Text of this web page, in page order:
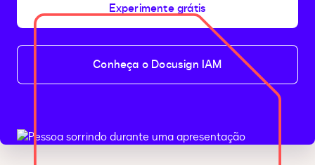
Experimente grátis
Conheça o Docusign IAM